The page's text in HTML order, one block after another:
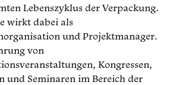
Lebenszyklus der Verpackung.
wirkt dabei als
und Projektmanager.
von
Kongressen,
und Seminaren im Bereich der